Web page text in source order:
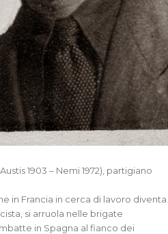
1903 – Nemi 1972), partigiano
in Francia in cerca di lavoro diventa
si arruola nelle brigate
in Spagna al fianco dei